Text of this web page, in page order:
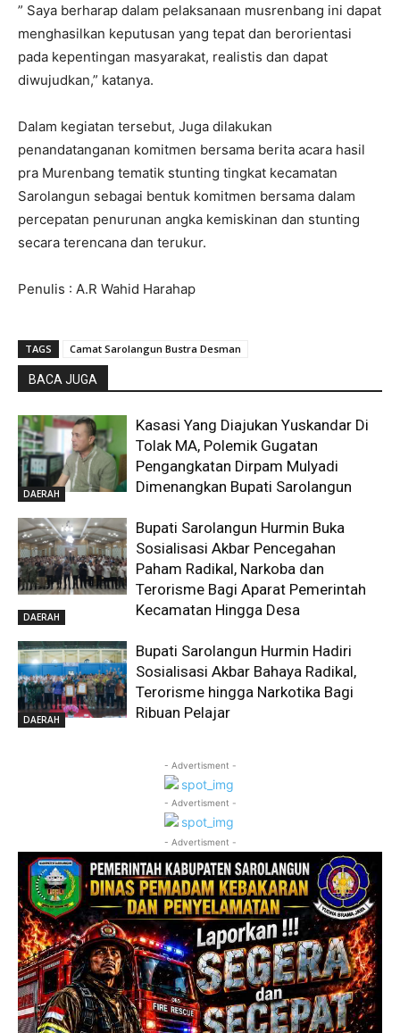
” Saya berharap dalam pelaksanaan musrenbang ini dapat
menghasilkan keputusan yang tepat dan berorientasi
pada kepentingan masyarakat, realistis dan dapat
diwujudkan,” katanya.
Dalam kegiatan tersebut, Juga dilakukan
penandatanganan komitmen bersama berita acara hasil
pra Murenbang tematik stunting tingkat kecamatan
Sarolangun sebagai bentuk komitmen bersama dalam
percepatan penurunan angka kemiskinan dan stunting
secara terencana dan terukur.
Penulis : A.R Wahid Harahap
TAGS Camat Sarolangun Bustra Desman
BACA JUGA
DAERAH
Kasasi Yang Diajukan Yuskandar Di
Tolak MA, Polemik Gugatan
Pengangkatan Dirpam Mulyadi
Dimenangkan Bupati Sarolangun
DAERAH
Bupati Sarolangun Hurmin Buka
Sosialisasi Akbar Pencegahan
Paham Radikal, Narkoba dan
Terorisme Bagi Aparat Pemerintah
Kecamatan Hingga Desa
DAERAH
Bupati Sarolangun Hurmin Hadiri
Sosialisasi Akbar Bahaya Radikal,
Terorisme hingga Narkotika Bagi
Ribuan Pelajar
- Advertisment -
- Advertisment -
- Advertisment -